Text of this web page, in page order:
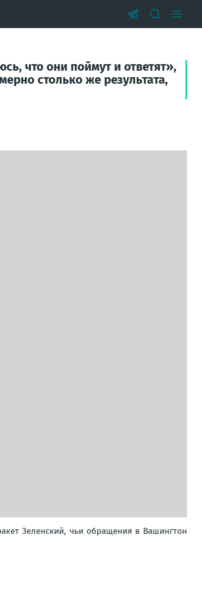
что они поймут и ответят»,
столько же результата,
Зеленский, чьи обращения в Вашингтон